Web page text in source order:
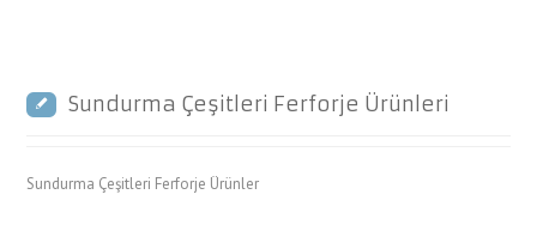
Sundurma Çeşitleri Ferforje Ürünleri
Sundurma Çeşitleri Ferforje Ürünler